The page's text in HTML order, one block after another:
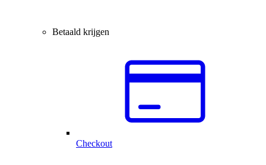
Betaald krijgen
Checkout